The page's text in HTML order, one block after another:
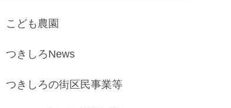
こども農園
つきしろNews
つきしろの街区民事業等